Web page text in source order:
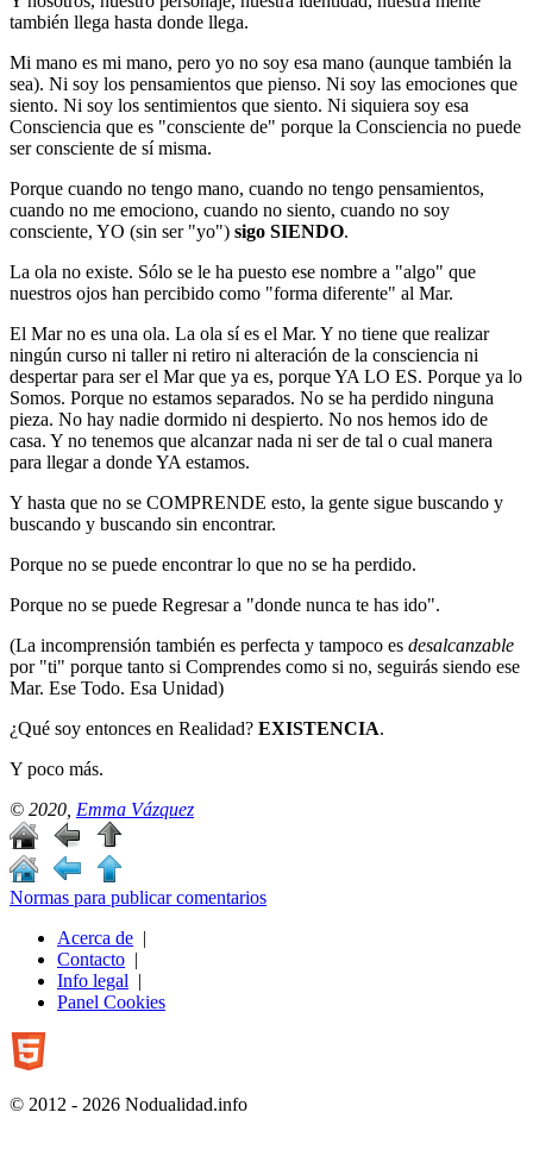
también llega hasta donde llega.
Mi mano es mi mano, pero yo no soy esa mano (aunque también la
sea). Ni soy los pensamientos que pienso. Ni soy las emociones que
siento. Ni soy los sentimientos que siento. Ni siquiera soy esa
Consciencia que es "consciente de" porque la Consciencia no puede
ser consciente de sí misma.
Porque cuando no tengo mano, cuando no tengo pensamientos,
cuando no me emociono, cuando no siento, cuando no soy
consciente, YO (sin ser "yo") sigo SIENDO.
La ola no existe. Sólo se le ha puesto ese nombre a "algo" que
nuestros ojos han percibido como "forma diferente" al Mar.
El Mar no es una ola. La ola sí es el Mar. Y no tiene que realizar
ningún curso ni taller ni retiro ni alteración de la consciencia ni
despertar para ser el Mar que ya es, porque YA LO ES. Porque ya lo
Somos. Porque no estamos separados. No se ha perdido ninguna
pieza. No hay nadie dormido ni despierto. No nos hemos ido de
casa. Y no tenemos que alcanzar nada ni ser de tal o cual manera
para llegar a donde YA estamos.
Y hasta que no se COMPRENDE esto, la gente sigue buscando y
buscando y buscando sin encontrar.
Porque no se puede encontrar lo que no se ha perdido.
Porque no se puede Regresar a "donde nunca te has ido".
(La incomprensión también es perfecta y tampoco es desalcanzable
por "ti" porque tanto si Comprendes como si no, seguirás siendo ese
Mar. Ese Todo. Esa Unidad)
¿Qué soy entonces en Realidad? EXISTENCIA.
Y poco más.
© 2020, Emma Vázquez
Normas para publicar comentarios
Acerca de |
Contacto |
Info legal |
Panel Cookies
© 2012 - 2026 Nodualidad.info